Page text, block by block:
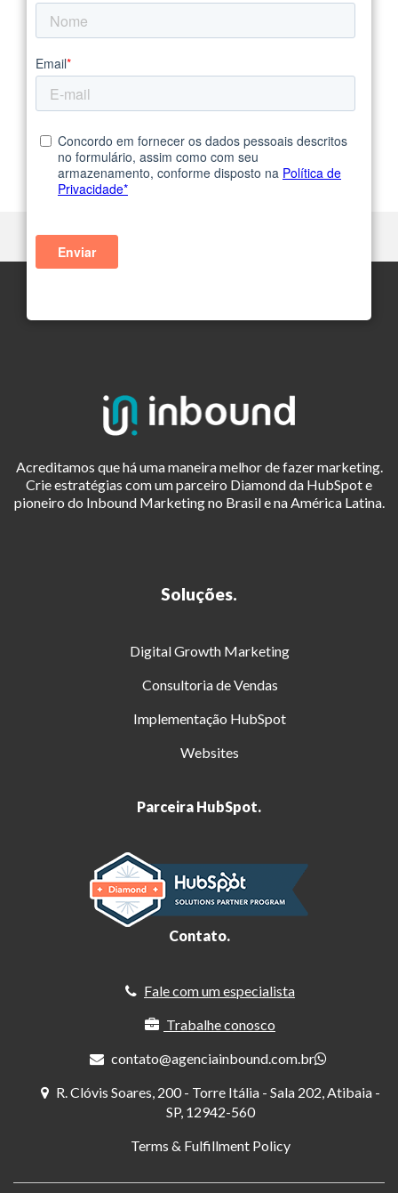
Acreditamos que há uma maneira melhor de fazer marketing.
Crie estratégias com um parceiro Diamond da HubSpot e
pioneiro do Inbound Marketing no Brasil e na América Latina.
Soluções.
Digital Growth Marketing
Consultoria de Vendas
Implementação HubSpot
Websites
Parceira HubSpot.
Contato.
Fale com um especialista
Trabalhe conosco
contato@agenciainbound.com.br
R. Clóvis Soares, 200 - Torre Itália - Sala 202, Atibaia -
SP, 12942-560
Terms & Fulfillment Policy